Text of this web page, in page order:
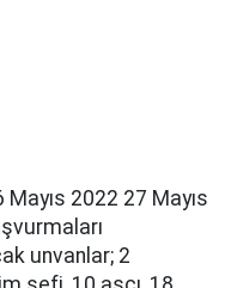
2022 27 Mayıs
unvanlar; 2